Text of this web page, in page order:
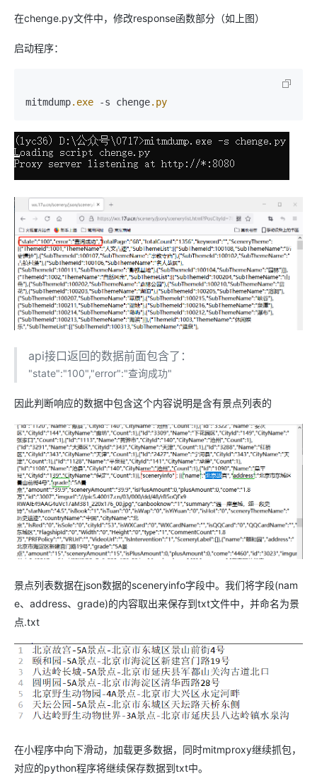
在chenge.py文件中，修改response函数部分（如上图）
启动程序：
mitmdump.exe -s chenge.py
api接口返回的数据前面包含了：
"state":"100","error":"查询成功"
因此判断响应的数据中包含这个内容说明是含有景点列表的
景点列表数据在json数据的sceneryinfo字段中。我们将字段(nam
e、address、grade)的内容取出来保存到txt文件中，并命名为景
点.txt
在小程序中向下滑动，加载更多数据，同时mitmproxy继续抓包，
对应的python程序将继续保存数据到txt中。